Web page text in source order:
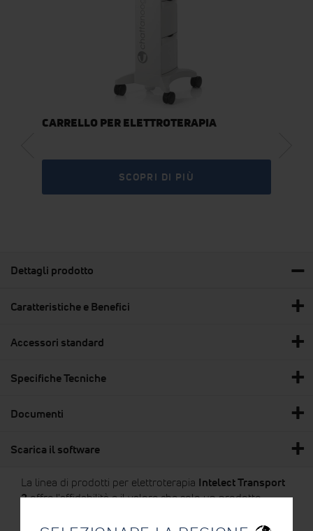
CARRELLO PER ELETTROTERAPIA
SCOPRI DI PIÙ
Dettagli prodotto
Caratteristiche e Benefici
Accessori standard
Specifiche Tecniche
Documenti
Scarica il software
La linea di prodotti per elettroterapia Intelect Transport
2offre l'affidabilità e il valore che solo un prodotto